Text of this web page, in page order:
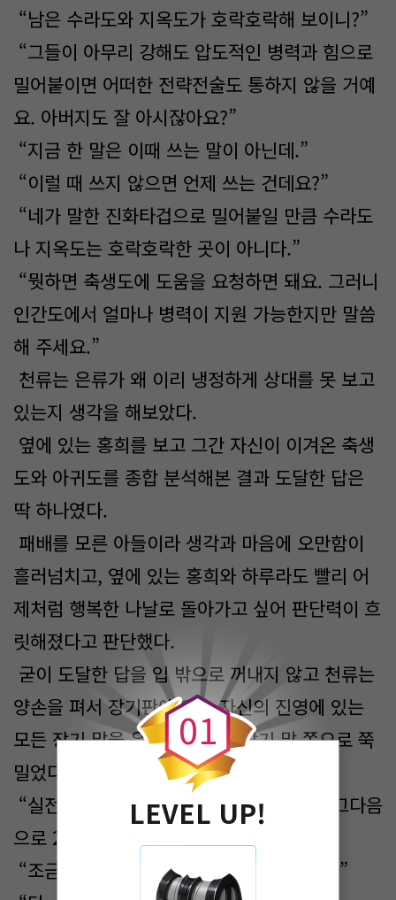
“남은 수라도와 지옥도가 호락호락해 보이니?”
“그들이 아무리 강해도 압도적인 병력과 힘으로
밀어붙이면 어떠한 전략전술도 통하지 않을 거예
요. 아버지도 잘 아시잖아요?”
“지금 한 말은 이때 쓰는 말이 아닌데.”
“이럴 때 쓰지 않으면 언제 쓰는 건데요?”
“네가 말한 진화타겁으로 밀어붙일 만큼 수라도
나 지옥도는 호락호락한 곳이 아니다.”
“뭣하면 축생도에 도움을 요청하면 돼요. 그러니
인간도에서 얼마나 병력이 지원 가능한지만 말씀
해 주세요.”
천류는 은류가 왜 이리 냉정하게 상대를 못 보고
있는지 생각을 해보았다.
옆에 있는 홍희를 보고 그간 자신이 이겨온 축생
도와 아귀도를 종합 분석해본 결과 도달한 답은
딱 하나였다.
패배를 모른 아들이라 생각과 마음에 오만함이
흘러넘치고, 옆에 있는 홍희와 하루라도 빨리 어
제처럼 행복한 나날로 돌아가고 싶어 판단력이 흐
릿해졌다고 판단했다.
굳이 도달한 답을 입 밖으로 꺼내지 않고 천류는
양손을 펴서 장기판에 있는 자신의 진영에 있는
모든 장기 말을 은류에게 있는 장기 말 쪽으로 쭉
밀었다.
“실전에 특화된 10만을 선발대로 보내고, 그다음
으로 20만을 보내주마.”
“조금 부족하지만 최대한 빨리 보내주세요.”
0
0
1
LEVEL UP!